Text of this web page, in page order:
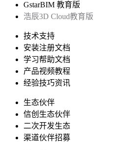
GstarBIM 教育版
浩辰3D Cloud教育版
技术支持
安装注册文档
学习帮助文档
产品视频教程
经验技巧资讯
生态伙伴
信创生态伙伴
二次开发生态
渠道伙伴招募